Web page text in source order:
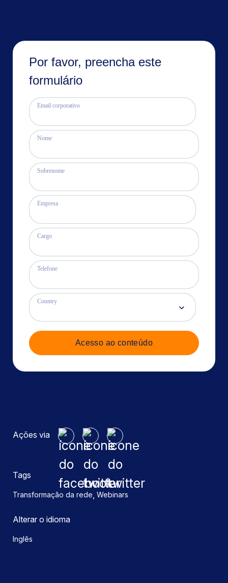
Por favor, preencha este
formulário
Email corporativo
Nome
Sobrenome
Empresa
Cargo
Telefone
Country
Acesso ao conteúdo
Ações via
Tags
Transformação da rede, Webinars
Alterar o idioma
Inglês